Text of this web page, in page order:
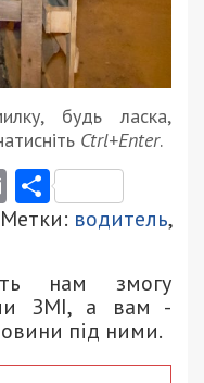
будь ласка,
Ctrl+Enter.
Email
водитель,
нам змогу
ЗМІ, а вам -
під ними.